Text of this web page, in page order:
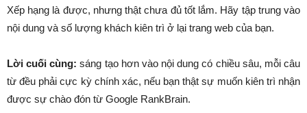
Xếp hạng là được, nhưng thật chưa đủ tốt lắm. Hãy tập trung vào
nội dung và số lượng khách kiên trì ở lại trang web của bạn.
Lời cuối cùng: sáng tạo hơn vào nội dung có chiều sâu, mỗi câu
từ đều phải cực kỳ chính xác, nếu bạn thật sự muốn kiên trì nhận
được sự chào đón từ Google RankBrain.